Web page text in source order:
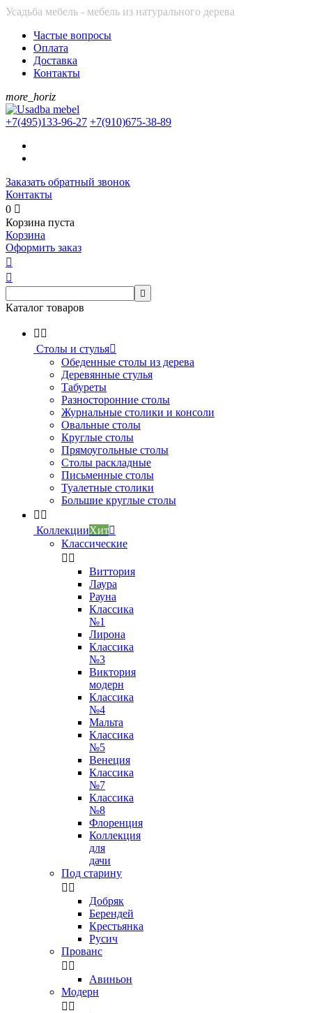
Усадьба мебель - мебель из натурального дерева
Частые вопросы
Оплата
Доставка
Контакты
more_horiz
+7(495)133-96-27 +7(910)675-38-89
Заказать обратный звонок
Контакты
0 
Корзина пуста
Корзина
Оформить заказ



Каталог товаров
 
Столы и стулья
Обеденные столы из дерева
Деревянные стулья
Табуреты
Разносторонние столы
Журнальные столики и консоли
Овальные столы
Круглые столы
Прямоугольные столы
Столы раскладные
Письменные столы
Туалетные столики
Большие круглые столы
 
КоллекцииХит
Классические
 
Виттория
Лаура
Рауна
Классика
№1
Лирона
Классика
№3
Виктория
модерн
Классика
№4
Мальта
Классика
№5
Венеция
Классика
№7
Классика
№8
Флоренция
Коллекция
для
дачи
Под старину
 
Добряк
Берендей
Крестьянка
Русич
Прованс
 
Авиньон
Модерн
 